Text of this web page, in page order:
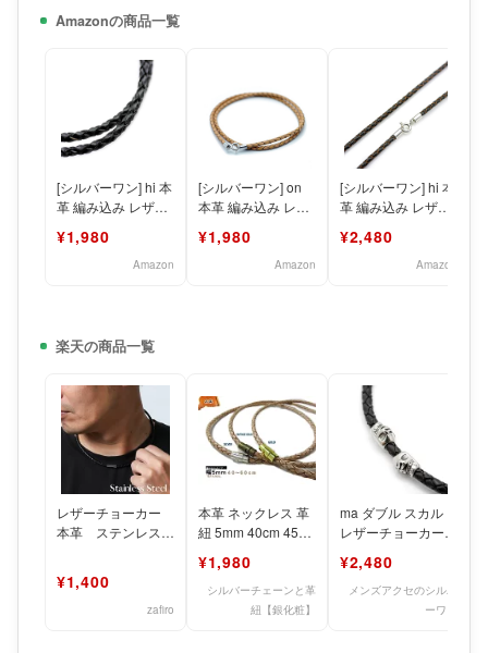
Amazonの商品一覧
[シルバーワン] hi 本
革 編み込み レザー
［3mm 45cm
¥1,980
Amazon
[シルバーワン] on
本革 編み込み レザ
[3mm 50c
¥1,980
Amazon
[シルバーワン] hi 本
革 編み込み レザー
ブラウン[3mm
¥2,480
Amazon
楽天の商品一覧
レザーチョーカー
本革 ステンレス金
45
¥1,400
zafiro
本革 ネックレス 革
紐 5mm 40cm 45cm
¥1,980
シルバーチェーンと革
紐【銀化粧】
ma ダブル スカル
レザーチョーカー
紐 編み込み[5mm
¥2,480
メンズアクセのシルバ
ーワン